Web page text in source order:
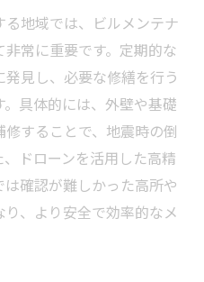
地域では、ビルメンテナ
常に重要です。定期的な
見し、必要な修繕を行う
具体的には、外壁や基礎
することで、地震時の倒
ドローンを活用した高精
確認が難しかった高所や
、より安全で効率的なメ